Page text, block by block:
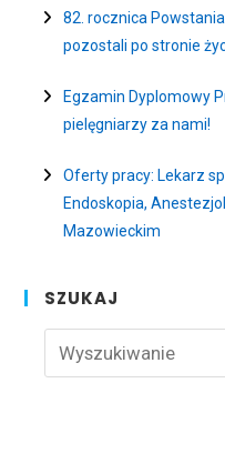
82. rocznica
pozostali po stronie
Egzamin Dyplomowy
pielęgniarzy za nami!
Oferty pracy: Lekarz
Endoskopia,
Mazowieckim
SZUKAJ